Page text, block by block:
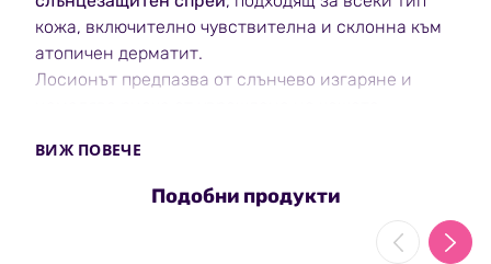
кожа, включително чувствителна и склонна към
атопичен дерматит.
Лосионът предпазва от слънчево изгаряне и
функции кожатa.
Специалната формула има Advanced Spectral
Technology, която комбинира UVA/B филтри за
много висока UV защита и Ликохалкон А, които
ВИЖ ПОВЕЧЕ
Подобни продукти